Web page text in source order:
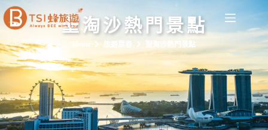
聖淘沙熱門景點
Home 旅遊票卷 聖淘沙熱門景點